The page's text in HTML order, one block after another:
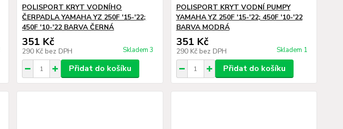
POLISPORT KRYT VODNÍHO
ČERPADLA YAMAHA YZ 250F '15-'22;
450F '10-'22 BARVA ČERNÁ
351 Kč
290 Kč bez DPH Skladem 3
Přidat do košíku
POLISPORT KRYT VODNÍ PUMPY
YAMAHA YZ 250F '15-'22; 450F '10-'22
BARVA MODRÁ
351 Kč
290 Kč bez DPH Skladem 1
Přidat do košíku